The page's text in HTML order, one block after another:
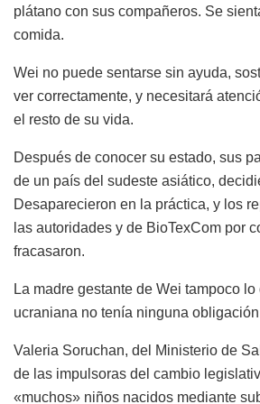
plátano con sus compañeros. Se
comida.
Wei no puede sentarse sin ayuda,
ver correctamente, y necesitará
el resto de su vida.
Después de conocer su estado, sus
de un país del sudeste asiático,
Desaparecieron en la práctica, y los
las autoridades y de BioTexCom por
fracasaron.
La madre gestante de Wei tampoco
ucraniana no tenía ninguna
Valeria Soruchan, del Ministerio de
de las impulsoras del cambio
«muchos» niños nacidos mediante